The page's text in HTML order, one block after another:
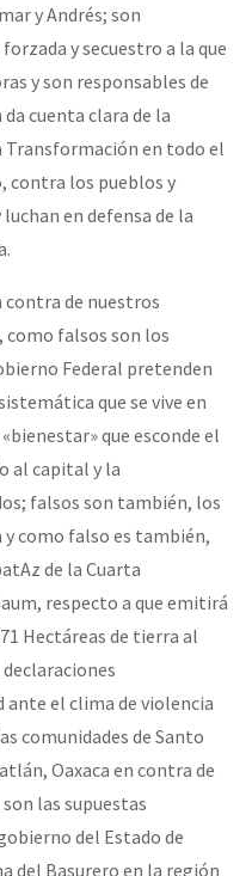
y Andrés; son
y secuestro a la que
y son responsables de
cuenta clara de la
Transformación en todo el
contra los pueblos y
en defensa de la
contra de nuestros
como falsos son los
Federal pretenden
que se vive en
que esconde el
al capital y la
falsos son también, los
como falso es también,
de la Cuarta
respecto a que emitirá
Hectáreas de tierra al
el clima de violencia
comunidades de Santo
Oaxaca en contra de
las supuestas
del Estado de
del Basurero en la región